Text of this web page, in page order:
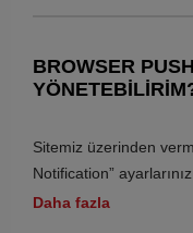
hakkında sizleri
kurumlar ile sizin açık
Kişisel verilerinizin
paylaşıyoruz ve bu
Verilerin Korunması
BROWSER
Sitemiz üzerinden
Notification”
tarayıcınızın Ayarlar
Daha fazla